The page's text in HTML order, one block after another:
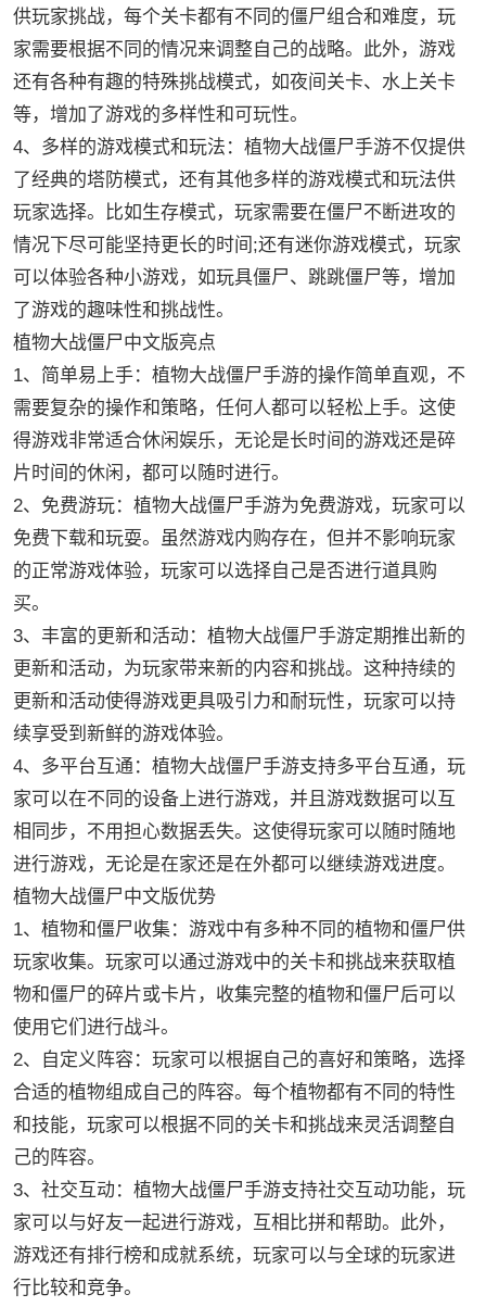
供玩家挑战，每个关卡都有不同的僵尸组合和难度，玩
家需要根据不同的情况来调整自己的战略。此外，游戏
还有各种有趣的特殊挑战模式，如夜间关卡、水上关卡
等，增加了游戏的多样性和可玩性。
4、多样的游戏模式和玩法：植物大战僵尸手游不仅提供
了经典的塔防模式，还有其他多样的游戏模式和玩法供
玩家选择。比如生存模式，玩家需要在僵尸不断进攻的
情况下尽可能坚持更长的时间;还有迷你游戏模式，玩家
可以体验各种小游戏，如玩具僵尸、跳跳僵尸等，增加
了游戏的趣味性和挑战性。
植物大战僵尸中文版亮点
1、简单易上手：植物大战僵尸手游的操作简单直观，不
需要复杂的操作和策略，任何人都可以轻松上手。这使
得游戏非常适合休闲娱乐，无论是长时间的游戏还是碎
片时间的休闲，都可以随时进行。
2、免费游玩：植物大战僵尸手游为免费游戏，玩家可以
免费下载和玩耍。虽然游戏内购存在，但并不影响玩家
的正常游戏体验，玩家可以选择自己是否进行道具购
买。
3、丰富的更新和活动：植物大战僵尸手游定期推出新的
更新和活动，为玩家带来新的内容和挑战。这种持续的
更新和活动使得游戏更具吸引力和耐玩性，玩家可以持
续享受到新鲜的游戏体验。
4、多平台互通：植物大战僵尸手游支持多平台互通，玩
家可以在不同的设备上进行游戏，并且游戏数据可以互
相同步，不用担心数据丢失。这使得玩家可以随时随地
进行游戏，无论是在家还是在外都可以继续游戏进度。
植物大战僵尸中文版优势
1、植物和僵尸收集：游戏中有多种不同的植物和僵尸供
玩家收集。玩家可以通过游戏中的关卡和挑战来获取植
物和僵尸的碎片或卡片，收集完整的植物和僵尸后可以
使用它们进行战斗。
2、自定义阵容：玩家可以根据自己的喜好和策略，选择
合适的植物组成自己的阵容。每个植物都有不同的特性
和技能，玩家可以根据不同的关卡和挑战来灵活调整自
己的阵容。
3、社交互动：植物大战僵尸手游支持社交互动功能，玩
家可以与好友一起进行游戏，互相比拼和帮助。此外，
游戏还有排行榜和成就系统，玩家可以与全球的玩家进
行比较和竞争。